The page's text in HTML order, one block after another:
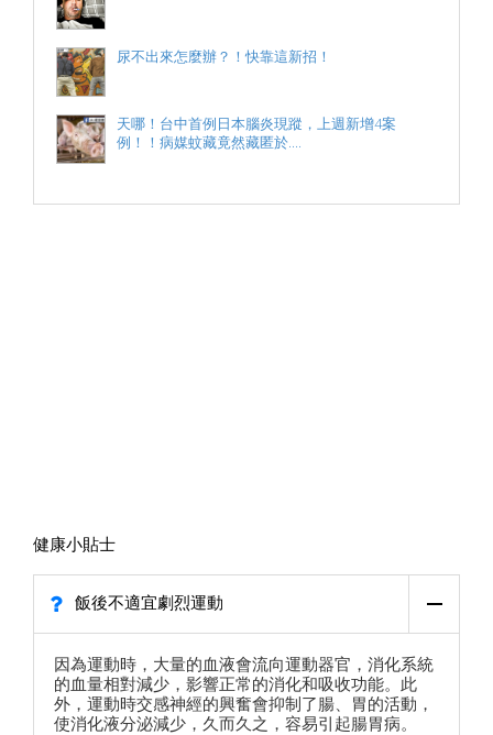
尿不出來怎麼辦？！快靠這新招！
天哪！台中首例日本腦炎現蹤，上週新增4案
例！！病媒蚊藏竟然藏匿於....
健康小貼士
飯後不適宜劇烈運動
因為運動時，大量的血液會流向運動器官，消化系統
的血量相對減少，影響正常的消化和吸收功能。此
外，運動時交感神經的興奮會抑制了腸、胃的活動，
使消化液分泌減少，久而久之，容易引起腸胃病。